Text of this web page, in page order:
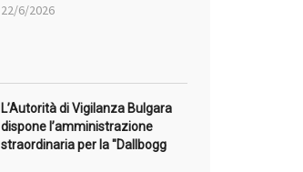
22/6/2026
L’Autorità di Vigilanza Bulgara
dispone l’amministrazione
straordinaria per la "Dallbogg